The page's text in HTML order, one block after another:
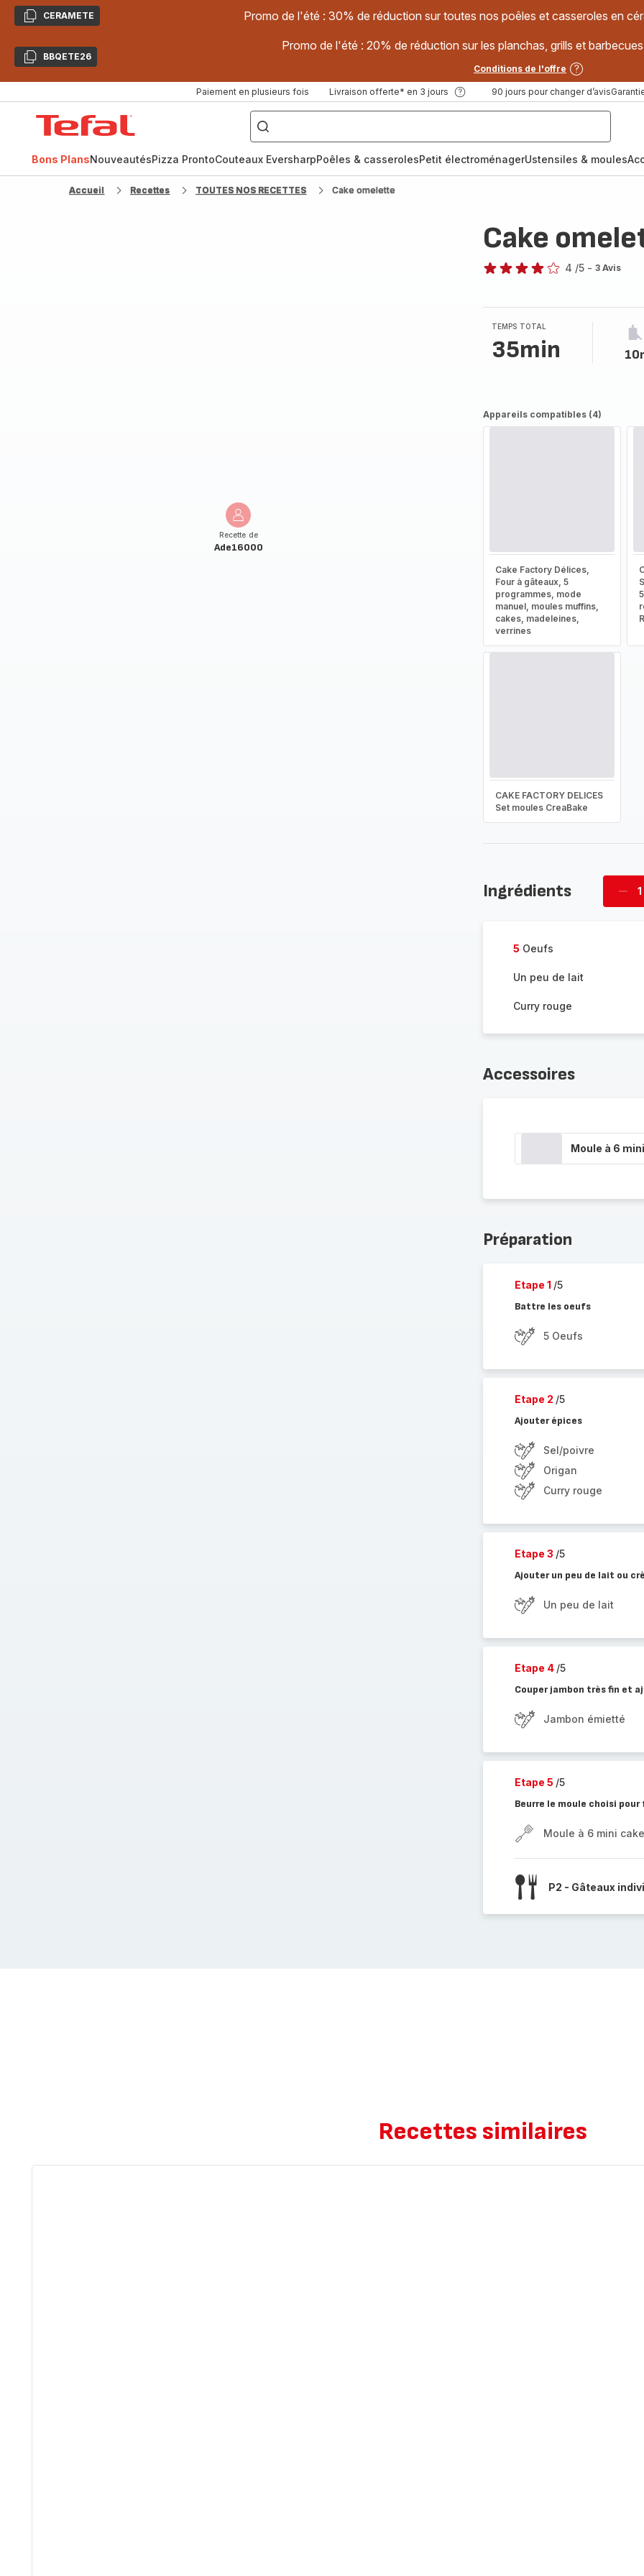
CopierCERAMETE Promo de l'été : 30% de réduction sur toutes nos poêles et casseroles en
CopierBBQETE26
Promo de l'été : 20% de réduction sur les planchas, grills et
Conditions de l'offre
Paiement en plusieurs fois Livraison offerte* en 3 jours 90 jours pour changer d’avis
["Poêles
inox,
Cake
Factory,
Bons PlansNouveautésPizza ProntoCouteaux EversharpPoêles & casserolesPetit électroménagerUstensiles & moules
Accueil Recettes TOUTES NOS RECETTES Cake omelette
Recette de
Ade16000
Cake
étoiles
(moyenne)
4 /5 - 3 Avis
TEMPS TOTAL
35min
Appareils compatibles (4)
Cake Factory Délices,
Four à gâteaux, 5
programmes, mode
manuel, moules muffins,
cakes, madeleines,
verrines
CAKE FACTORY DELICES
Set moules CreaBake
Ingrédients
5 Oeufs
Un peu de lait
Curry rouge
Accessoires
Moule à 6
Préparation
Etape 1 /5
Battre les oeufs
5 Oeufs
Etape 2 /5
Ajouter épices
Sel/poivre
Origan
Curry rouge
Etape 3 /5
Ajouter un peu de lait ou
Un peu de lait
Etape 4 /5
Couper jambon très fin et
Jambon émietté
Etape 5 /5
Beurre le moule choisi
Moule à 6 mini
P2 - Gâteaux
Recettes similaires